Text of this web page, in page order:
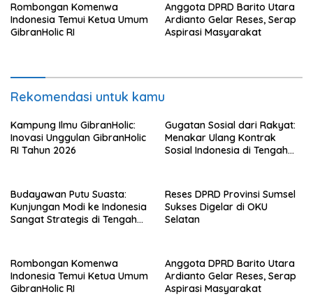
Rombongan Komenwa
Indonesia Temui Ketua Umum
GibranHolic RI
Anggota DPRD Barito Utara
Ardianto Gelar Reses, Serap
Aspirasi Masyarakat
Rekomendasi untuk kamu
Kampung Ilmu GibranHolic:
Inovasi Unggulan GibranHolic
RI Tahun 2026
Gugatan Sosial dari Rakyat:
Menakar Ulang Kontrak
Sosial Indonesia di Tengah
Budayawan Putu Suasta:
Kunjungan Modi ke Indonesia
Sangat Strategis di Tengah
Reses DPRD Provinsi Sumsel
Sukses Digelar di OKU
Selatan
Rombongan Komenwa
Indonesia Temui Ketua Umum
GibranHolic RI
Anggota DPRD Barito Utara
Ardianto Gelar Reses, Serap
Aspirasi Masyarakat